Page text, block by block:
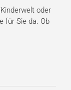
oder
für Sie da. Ob